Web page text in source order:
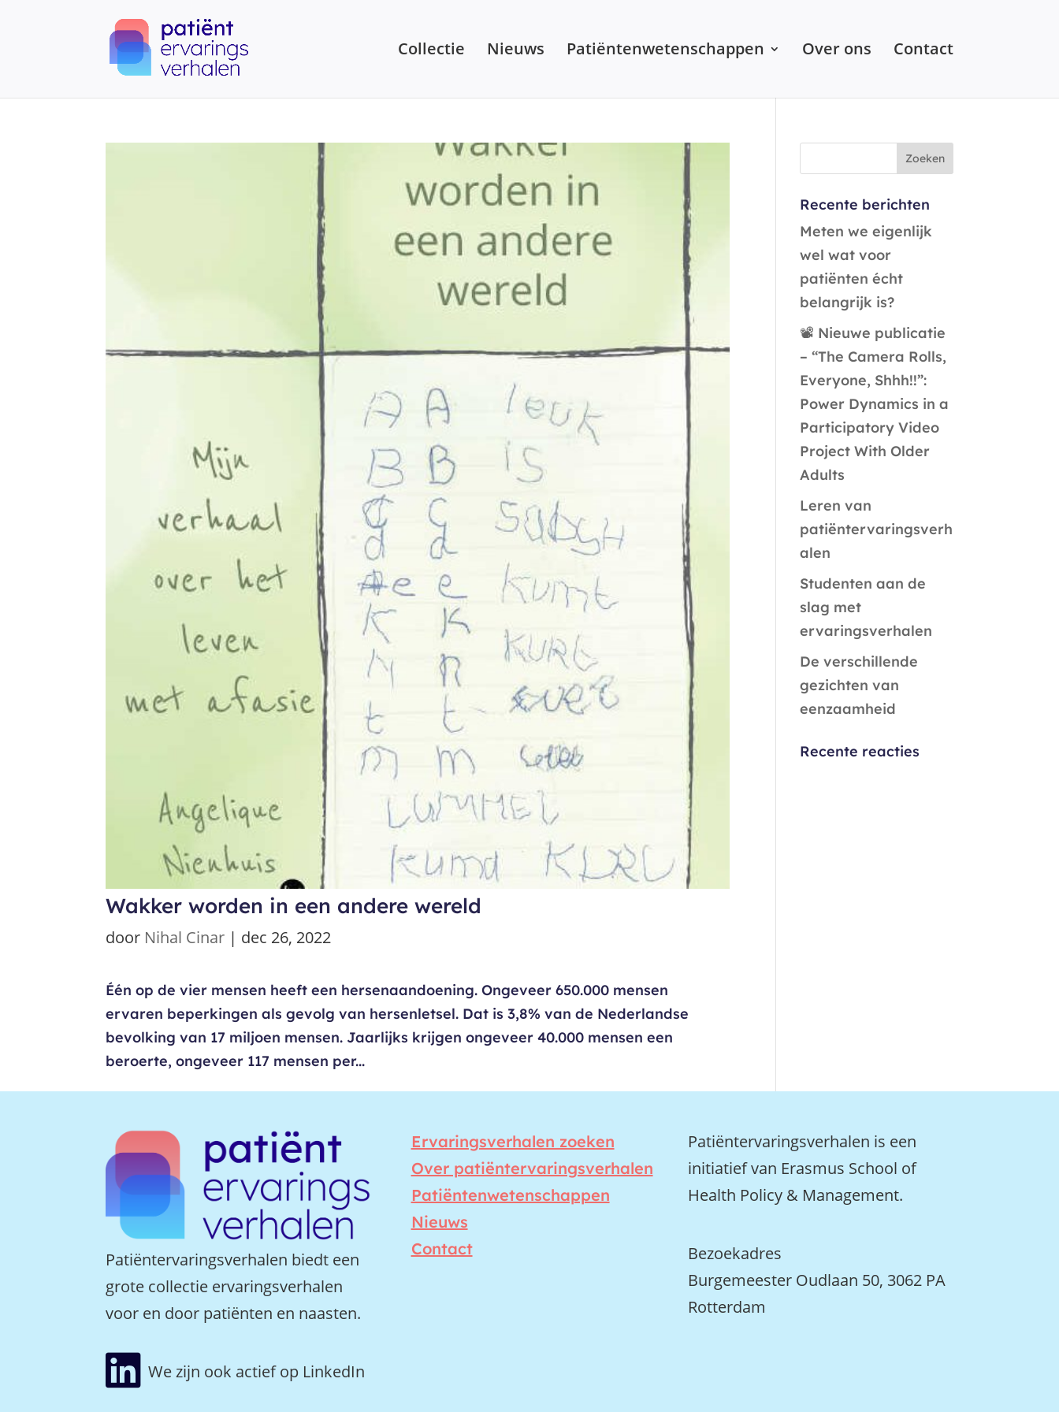
Collectie Nieuws Patiëntenwetenschappen Over ons Contact
Wakker worden in een andere wereld
door Nihal Cinar | dec 26, 2022
Één op de vier mensen heeft een hersenaandoening. Ongeveer 650.000 mensen
ervaren beperkingen als gevolg van hersenletsel. Dat is 3,8% van de Nederlandse
bevolking van 17 miljoen mensen. Jaarlijks krijgen ongeveer 40.000 mensen een
beroerte, ongeveer 117 mensen per...
Recente berichten
Meten we eigenlijk
wel wat voor
patiënten écht
belangrijk is?
📽️ Nieuwe publicatie
– “The Camera Rolls,
Everyone, Shhh!!”:
Power Dynamics in a
Participatory Video
Project With Older
Adults
Leren van
patiëntervaringsverh
alen
Studenten aan de
slag met
ervaringsverhalen
De verschillende
gezichten van
eenzaamheid
Recente reacties
Patiëntervaringsverhalen biedt een
grote collectie ervaringsverhalen
voor en door patiënten en naasten.
Ervaringsverhalen zoeken
Over patiëntervaringsverhalen
Patiëntenwetenschappen
Nieuws
Contact
Patiëntervaringsverhalen is een
initiatief van Erasmus School of
Health Policy & Management.
Bezoekadres
Burgemeester Oudlaan 50, 3062 PA
Rotterdam
 We zijn ook actief op LinkedIn